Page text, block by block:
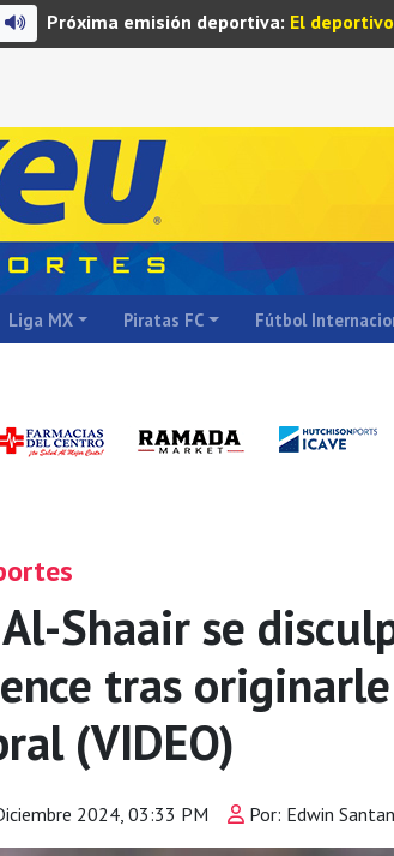
Próxima emisión deportiva: El
Liga MX Piratas FC Fútbol
Shaair se
tras
(VIDEO)
2024, 03:33 PM Por: Edwin